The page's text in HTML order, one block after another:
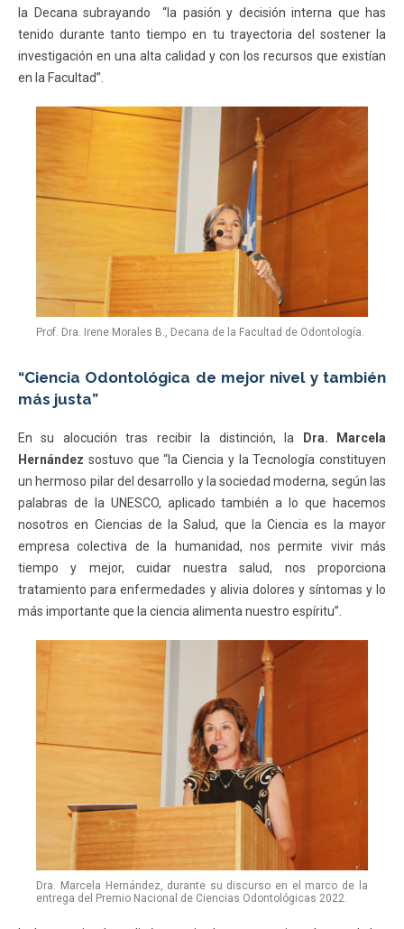
la Decana subrayando “la pasión y decisión interna que has
tenido durante tanto tiempo en tu trayectoria del sostener la
investigación en una alta calidad y con los recursos que existían
en la Facultad”.
Prof. Dra. Irene Morales B., Decana de la Facultad de Odontología.
“Ciencia Odontológica de mejor nivel y también
más justa”
En su alocución tras recibir la distinción, la
Dra. Marcela
Hernández sostuvo que “la Ciencia y la Tecnología constituyen
un hermoso pilar del desarrollo y la sociedad moderna, según las
palabras de la UNESCO, aplicado también a lo que hacemos
nosotros en Ciencias de la Salud, que la Ciencia es la mayor
empresa colectiva de la humanidad, nos permite vivir más
tiempo y mejor, cuidar nuestra salud, nos proporciona
tratamiento para enfermedades y alivia dolores y síntomas y lo
más importante que la ciencia alimenta nuestro espíritu”.
Dra. Marcela Hernández, durante su discurso en el marco de la
entrega del Premio Nacional de Ciencias Odontológicas 2022.